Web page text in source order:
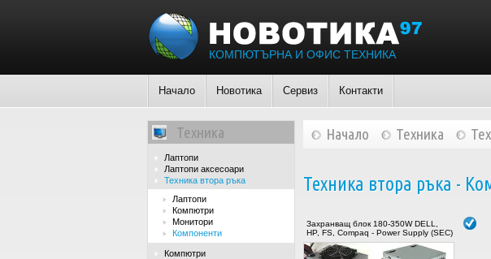
КОМПЮТЪРНА И ОФИС ТЕХНИКА
Начало Новотика Сервиз Контакти
Техника
Лаптопи
Лаптопи аксесоари
Техника втора ръка
Лаптопи
Компютри
Монитори
Компоненти
Компютри
Начало Техника
Техника втора ръка -
Захранващ блок 180-350W DELL,
HP, FS, Compaq - Power Supply (SEC)